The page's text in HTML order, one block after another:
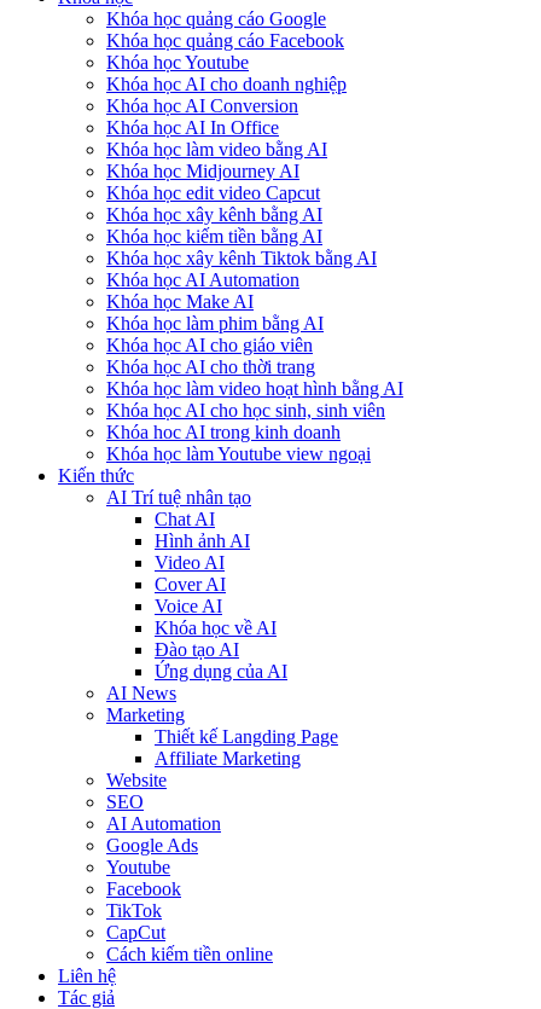
Khóa học quảng cáo Google
Khóa học quảng cáo Facebook
Khóa học Youtube
Khóa học AI cho doanh nghiệp
Khóa học AI Conversion
Khóa học AI In Office
Khóa học làm video bằng AI
Khóa học Midjourney AI
Khóa học edit video Capcut
Khóa học xây kênh bằng AI
Khóa học kiếm tiền bằng AI
Khóa học xây kênh Tiktok bằng AI
Khóa học AI Automation
Khóa học Make AI
Khóa học làm phim bằng AI
Khóa học AI cho giáo viên
Khóa học AI cho thời trang
Khóa học làm video hoạt hình bằng AI
Khóa học AI cho học sinh, sinh viên
Khóa hoc AI trong kinh doanh
Khóa học làm Youtube view ngoại
Kiến thức
AI Trí tuệ nhân tạo
Chat AI
Hình ảnh AI
Video AI
Cover AI
Voice AI
Khóa học về AI
Đào tạo AI
Ứng dụng của AI
AI News
Marketing
Thiết kế Langding Page
Affiliate Marketing
Website
SEO
AI Automation
Google Ads
Youtube
Facebook
TikTok
CapCut
Cách kiếm tiền online
Liên hệ
Tác giả